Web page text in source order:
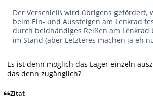
Der Verschleiß wird übrigens gefördert,
beim Ein- und Aussteigen am Lenkrad
durch beidhändiges Reißen am Lenkrad
im Stand (aber Letzteres machen ja eh
Es ist denn möglich das Lager einzeln
das denn zugänglich?
Zitat